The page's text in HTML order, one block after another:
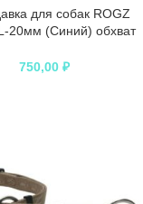
для собак ROGZ
20мм (Синий) обхват
750,00 ₽